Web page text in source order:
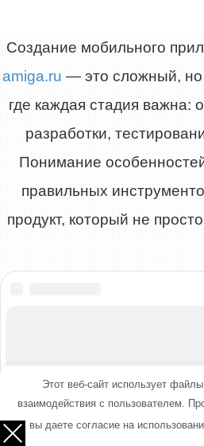
Создание мобильного
amiga.ru — это сложный, но
где каждая стадия важна:
разработки,
Понимание
правильных
продукт, который не
Этот веб-сайт использует
взаимодействия с пользователем.
вы даете согласие на